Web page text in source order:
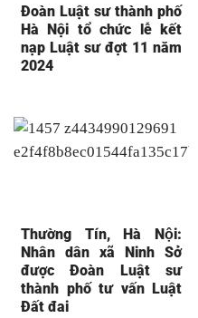
Đoàn Luật sư thành phố
Hà Nội tổ chức lễ kết
nạp Luật sư đợt 11 năm
2024
Thường Tín, Hà Nội:
Nhân dân xã Ninh Sở
được Đoàn Luật sư
thành phố tư vấn Luật
Đất đai